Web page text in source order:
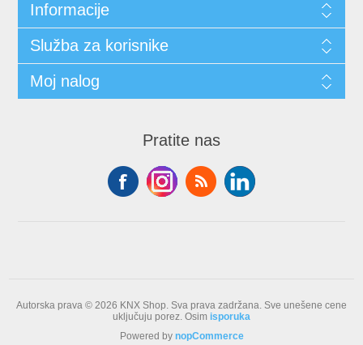
Informacije
Služba za korisnike
Moj nalog
Pratite nas
Autorska prava © 2026 KNX Shop. Sva prava zadržana. Sve unešene cene
uključuju porez. Osim isporuka
Powered by nopCommerce